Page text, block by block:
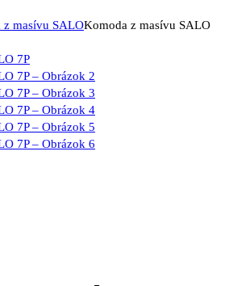
z masívu SALOKomoda z masívu SALO